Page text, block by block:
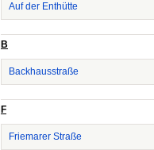
Auf der Enthütte
B
Backhausstraße
F
Friemarer Straße